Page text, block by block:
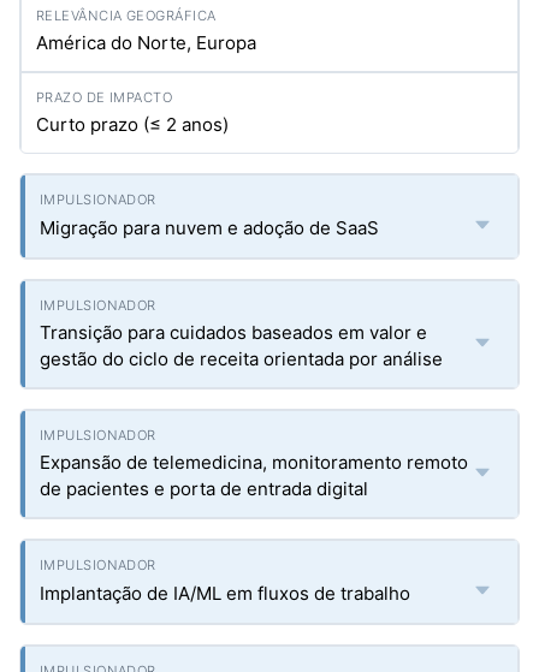
América do Norte, Europa
Curto prazo (≤ 2 anos)
Migração para nuvem e adoção de SaaS
Transição para cuidados baseados em valor e
gestão do ciclo de receita orientada por análise
Expansão de telemedicina, monitoramento remoto
de pacientes e porta de entrada digital
Implantação de IA/ML em fluxos de trabalho